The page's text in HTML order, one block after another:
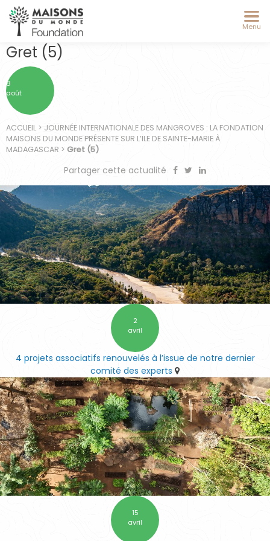
Menu
Gret (5)
8
août
ACCUEIL > JOURNÉE INTERNATIONALE DES MANGROVES : LA FONDATION
MAISONS DU MONDE PRÉSENTE SUR L’ILE DE SAINTE-MARIE À
MADAGASCAR > Gret (5)
Partager cette actualité
2
avril
4 projets associatifs renouvelés à l’issue de notre dernier
comité des experts
15
avril